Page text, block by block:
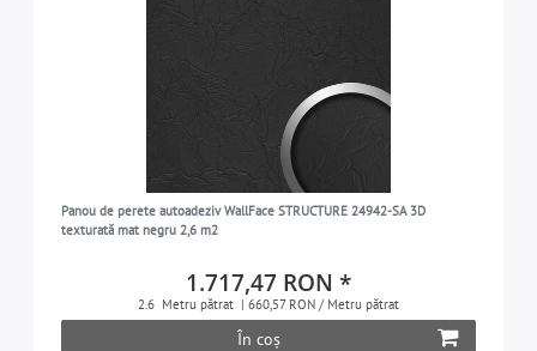
Panou de perete autoadeziv WallFace STRUCTURE 24942-SA 3D
texturată mat negru 2,6 m2
1.717,47 RON *
2.6 Metru pătrat | 660,57 RON / Metru pătrat
În coș